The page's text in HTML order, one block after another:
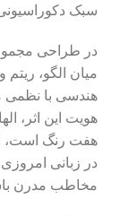
سبک
در طراحی
میان الگو،
هندسی با نظمی
هویت این اثر،
هفت رنگ است،
در زبانی
مخاطب مدرن